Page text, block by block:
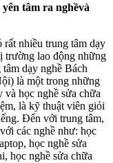
tâm ra nghềvà
nhiều trung tâm dạy
trường lao động những
dạy nghề Bách
là một trong những
và học nghề sửa chữa
là kỹ thuật viên giỏi
Đến với trung tâm,
các nghề như: học
học nghề sửa
học nghề sửa chữa